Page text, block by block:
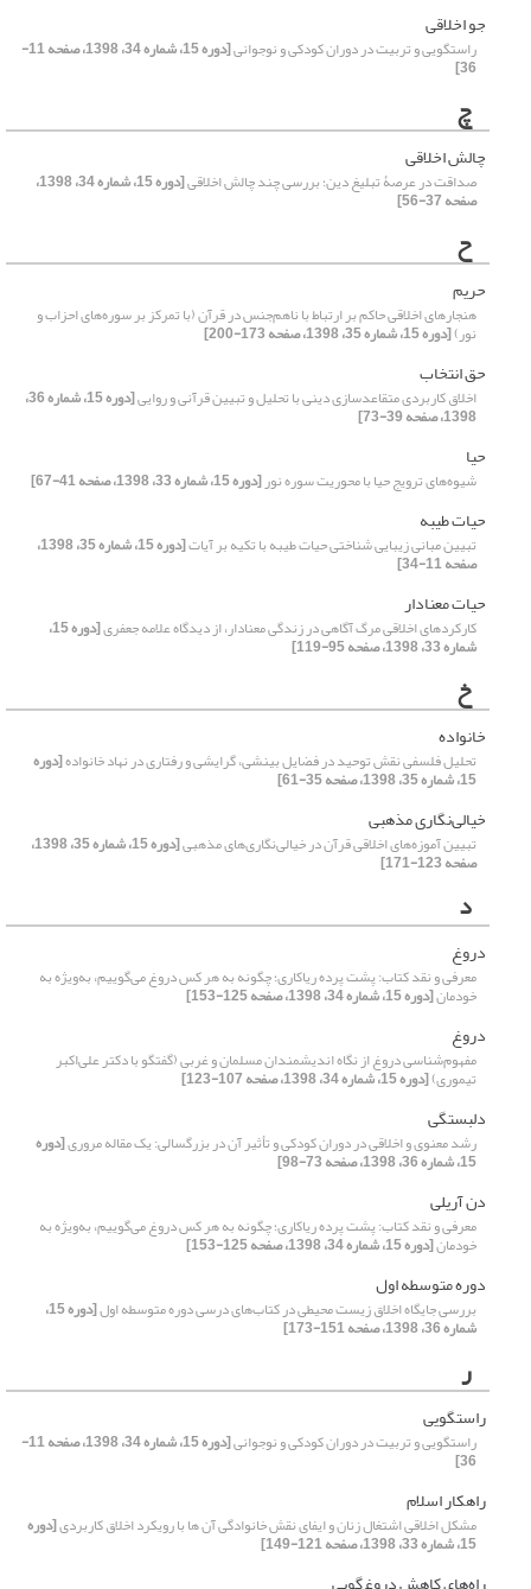
جو اخلاقی
راستگویی و تربیت در دوران کودکی و نوجوانی [دوره 15، شماره 34، 1398، صفحه 11-
36]
چ
چالش اخلاقی
صداقت در عرصۀ تبلیغ دین؛ بررسی چند چالش اخلاقی [دوره 15، شماره 34، 1398،
صفحه 37-56]
ح
حریم
هنجارهای اخلاقی حاکم بر ارتباط با ناهم‌‌جنس در قرآن (با تمرکز بر سوره‌‌های احزاب و
نور)[دوره 15، شماره 35، 1398، صفحه 173-200]
حق انتخاب
اخلاق کاربردی متقاعدسازی دینی با تحلیل و تبیین قرآنی و روایی [دوره 15، شماره 36،
1398، صفحه 39-73]
حیا
شیوه‌های ترویج حیا با محوریت سوره نور[دوره 15، شماره 33، 1398، صفحه 41-67]
حیات طیبه
تبیین مبانی زیبایی شناختی حیات طیبه با تکیه بر آیات [دوره 15، شماره 35، 1398،
صفحه 11-34]
حیات معنادار
کارکردهای اخلاقی مرگ آگاهی در زندگی معنادار، از دیدگاه علامه جعفری [دوره 15،
شماره 33، 1398، صفحه 95-119]
خ
خانواده
تحلیل فلسفی نقش توحید در فضایل بینشی، گرایشی و رفتاری در نهاد خانواده[دوره
15، شماره 35، 1398، صفحه 35-61]
خیالی‌نگاری مذهبی
تبیین آموزه‌های اخلاقی قرآن در خیالی‌نگاری‌های مذهبی [دوره 15، شماره 35، 1398،
صفحه 123-171]
د
دروغ
معرفی و نقد کتاب: پشت پرده ریاکاری؛ چگونه به هر کس دروغ می‌گوییم، به‌ویژه به
خودمان[دوره 15، شماره 34، 1398، صفحه 125-153]
دروغ
مفهوم‌شناسی دروغ از نگاه اندیشمندان مسلمان و غربی (گفتگو با دکتر علی‌اکبر
تیموری)[دوره 15، شماره 34، 1398، صفحه 107-123]
دلبستگی
رشد معنوی و اخلاقی در دوران کودکی و تأثیر آن در بزرگسالی: یک مقاله مروری[دوره
15، شماره 36، 1398، صفحه 73-98]
دن آریلی
معرفی و نقد کتاب: پشت پرده ریاکاری؛ چگونه به هر کس دروغ می‌گوییم، به‌ویژه به
خودمان[دوره 15، شماره 34، 1398، صفحه 125-153]
دوره متوسطه اول
بررسی جایگاه اخلاق زیست محیطی در کتاب‌های درسی دوره متوسطه اول [دوره 15،
شماره 36، 1398، صفحه 151-173]
ر
راستگویی
راستگویی و تربیت در دوران کودکی و نوجوانی [دوره 15، شماره 34، 1398، صفحه 11-
36]
راهکار اسلام
مشکل اخلاقی اشتغال زنان و ایفای نقش خانوادگی آن ها با رویکرد اخلاق کاربردی[دوره
15، شماره 33، 1398، صفحه 121-149]